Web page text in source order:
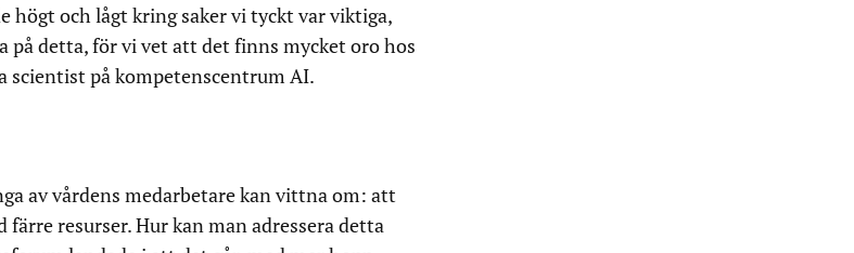
högt och lågt kring saker vi tyckt var viktiga,
på detta, för vi vet att det finns mycket oro hos
scientist på kompetenscentrum AI.
av vårdens medarbetare kan vittna om: att
resurser. Hur kan man adressera detta